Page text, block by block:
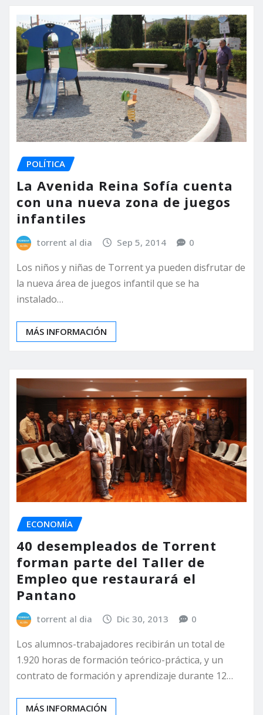
POLÍTICA
La Avenida Reina Sofía cuenta
con una nueva zona de juegos
infantiles
torrent al dia Sep 5, 2014 0
Los niños y niñas de Torrent ya pueden disfrutar de
la nueva área de juegos infantil que se ha
instalado…
MÁS INFORMACIÓN
ECONOMÍA
40 desempleados de Torrent
forman parte del Taller de
Empleo que restaurará el
Pantano
torrent al dia Dic 30, 2013 0
Los alumnos-trabajadores recibirán un total de
1.920 horas de formación teórico-práctica, y un
contrato de formación y aprendizaje durante 12…
MÁS INFORMACIÓN